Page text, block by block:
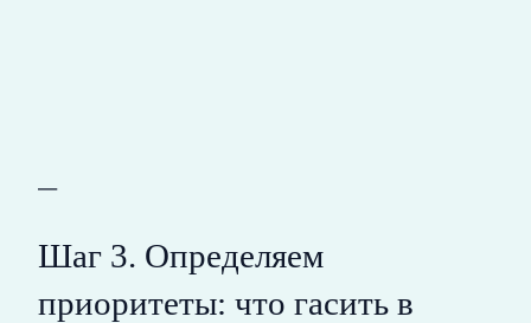
—
Шаг 3. Определяем
приоритеты: что гасить в